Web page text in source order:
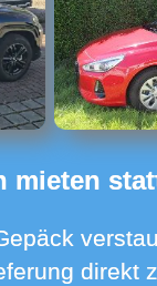
mieten
direkt